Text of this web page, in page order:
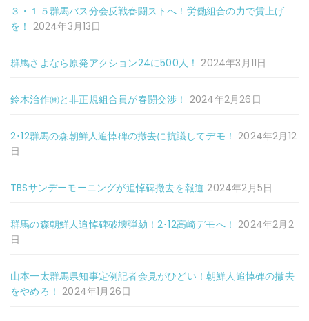
３・１５群馬バス分会反戦春闘ストへ！労働組合の力で賃上げ
を！ 2024年3月13日
群馬さよなら原発アクション24に500人！ 2024年3月11日
鈴木治作㈱と非正規組合員が春闘交渉！ 2024年2月26日
2･12群馬の森朝鮮人追悼碑の撤去に抗議してデモ！ 2024年2月12
日
TBSサンデーモーニングが追悼碑撤去を報道 2024年2月5日
群馬の森朝鮮人追悼碑破壊弾劾！2･12高崎デモへ！ 2024年2月2
日
山本一太群馬県知事定例記者会見がひどい！朝鮮人追悼碑の撤去
をやめろ！ 2024年1月26日